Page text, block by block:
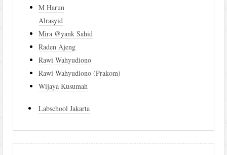
M Harun
Alrasyid
Mira @yank Sahid
Raden Ajeng
Rawi Wahyudiono
Rawi Wahyudiono (Prakom)
Wijaya Kusumah
Labschool Jakarta